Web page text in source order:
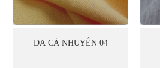
DA CÁ NHUYỄN 04